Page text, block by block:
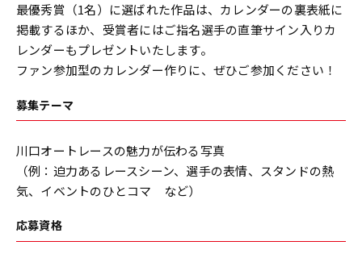
最優秀賞（1名）に選ばれた作品は、カレンダーの裏表紙に
掲載するほか、受賞者にはご指名選手の直筆サイン入りカ
レンダーもプレゼントいたします。
ファン参加型のカレンダー作りに、ぜひご参加ください！
募集テーマ
川口オートレースの魅力が伝わる写真
（例：迫力あるレースシーン、選手の表情、スタンドの熱
気、イベントのひとコマ など）
応募資格